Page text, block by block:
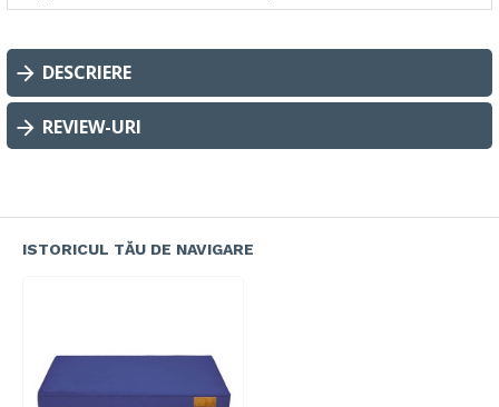
DESCRIERE
REVIEW-URI
ISTORICUL TĂU DE NAVIGARE